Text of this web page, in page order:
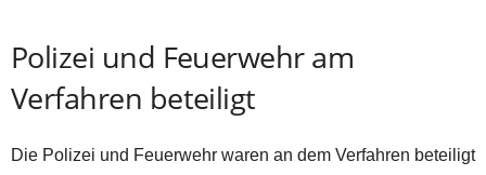
Polizei und Feuerwehr am
Verfahren beteiligt
Die Polizei und Feuerwehr waren an dem Verfahren beteiligt